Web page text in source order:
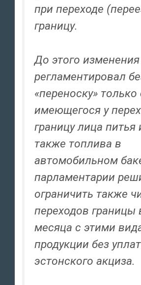
при переходе
границу.
До этого
регламентировал
«переноску»
имеющегося у
границу лица питья
также топлива в
автомобильном
парламентарии
ограничить также
переходов границы
месяца с этими
продукции без
эстонского акциза.